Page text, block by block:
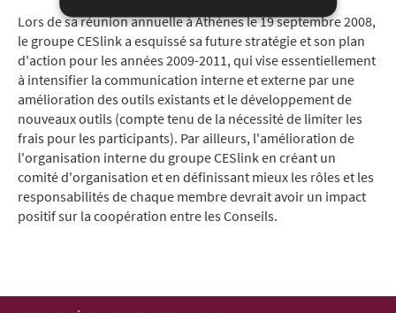
Lors de sa réunion annuelle à Athènes le 19 septembre 2008,
le groupe CESlink a esquissé sa future stratégie et son plan
d'action pour les années 2009-2011, qui vise essentiellement
à intensifier la communication interne et externe par une
amélioration des outils existants et le développement de
nouveaux outils (compte tenu de la nécessité de limiter les
frais pour les participants). Par ailleurs, l'amélioration de
l'organisation interne du groupe CESlink en créant un
comité d'organisation et en définissant mieux les rôles et les
responsabilités de chaque membre devrait avoir un impact
positif sur la coopération entre les Conseils.